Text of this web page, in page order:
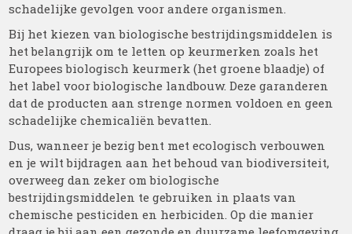
schadelijke gevolgen voor andere organismen.
Bij het kiezen van biologische bestrijdingsmiddelen is
het belangrijk om te letten op keurmerken zoals het
Europees biologisch keurmerk (het groene blaadje) of
het label voor biologische landbouw. Deze garanderen
dat de producten aan strenge normen voldoen en geen
schadelijke chemicaliën bevatten.
Dus, wanneer je bezig bent met ecologisch verbouwen
en je wilt bijdragen aan het behoud van biodiversiteit,
overweeg dan zeker om biologische
bestrijdingsmiddelen te gebruiken in plaats van
chemische pesticiden en herbiciden. Op die manier